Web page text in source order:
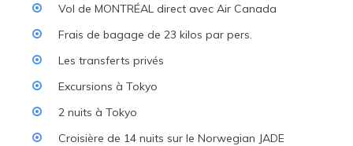
Vol de MONTRÉAL direct avec Air Canada
Frais de bagage de 23 kilos par pers.
Les transferts privés
Excursions à Tokyo
2 nuits à Tokyo
Croisière de 14 nuits sur le Norwegian JADE